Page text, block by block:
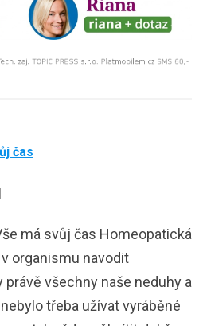
čas
má svůj čas Homeopatická
v organismu navodit
právě všechny naše neduhy a
třeba užívat vyráběné